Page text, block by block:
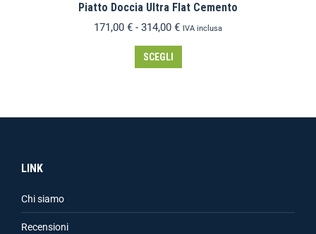
Piatto Doccia Ultra Flat Cemento
171,00 € - 314,00 € IVA inclusa
SCEGLI
LINK
Chi siamo
Recensioni